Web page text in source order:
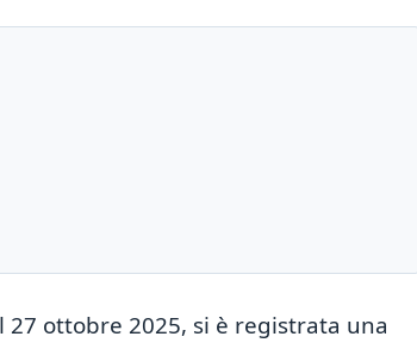
ottobre 2025, si è registrata una